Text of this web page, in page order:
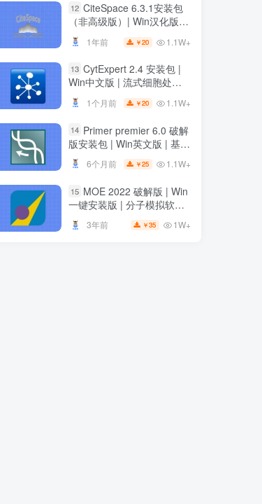
12 CiteSpace 6.3.1安装包
（非高级版）| Win汉化版 |
文献可视化分析软件 | 下载
链接+安装教程
1年前 ￥20 1.1W+
13 CytExpert 2.4 安装包 |
Win中文版 | 流式细胞处理
软件 | 下载及安装教程
1个月前 ￥20 1.1W+
14 Primer premier 6.0 破解
版安装包 | Win英文版 | 基因
分析软件 | 安装教程 | 一键
安装6个月前 ￥25 1.1W+
15 MOE 2022 破解版 | Win
一键安装版 | 分子模拟软件 |
安装教程
3年前 ￥35 1W+